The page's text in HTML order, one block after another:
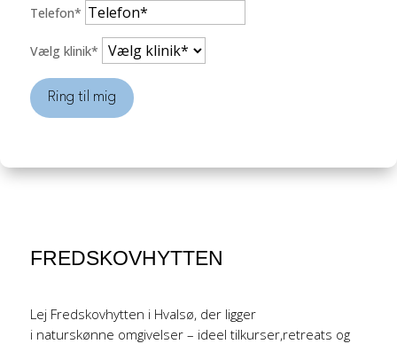
Telefon*
Vælg klinik*
Ring til mig
FREDSKOVHYTTEN
Lej Fredskovhytten i Hvalsø, der ligger
i naturskønne omgivelser – ideel tilkurser,retreats og